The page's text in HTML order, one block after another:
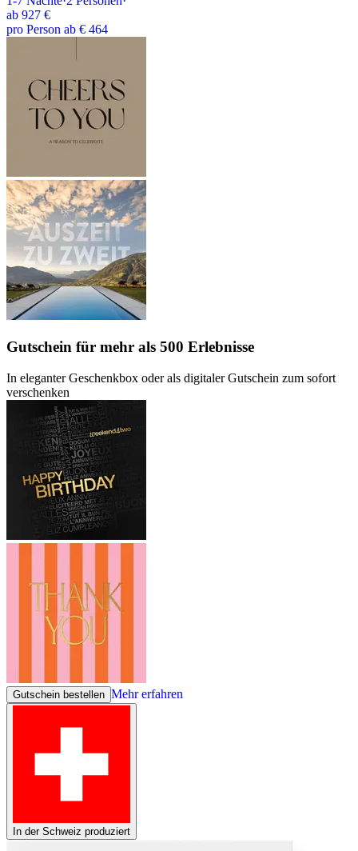
ab 927 €
pro Person ab € 464
Gutschein für mehr als 500 Erlebnisse
In eleganter Geschenkbox oder als digitaler Gutschein zum sofort
verschenken
Gutschein bestellen Mehr erfahren
In der Schweiz produziert